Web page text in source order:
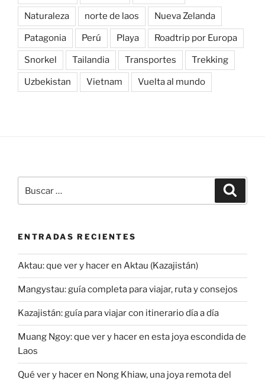
Naturaleza norte de laos Nueva Zelanda
Patagonia Perú Playa Roadtrip por Europa
Snorkel Tailandia Transportes Trekking
Uzbekistan Vietnam Vuelta al mundo
por:
ENTRADAS RECIENTES
Aktau: que ver y hacer en Aktau (Kazajistán)
Mangystau: guía completa para viajar, ruta y consejos
Kazajistán: guía para viajar con itinerario día a día
Muang Ngoy: que ver y hacer en esta joya escondida de
Laos
Qué ver y hacer en Nong Khiaw, una joya remota del